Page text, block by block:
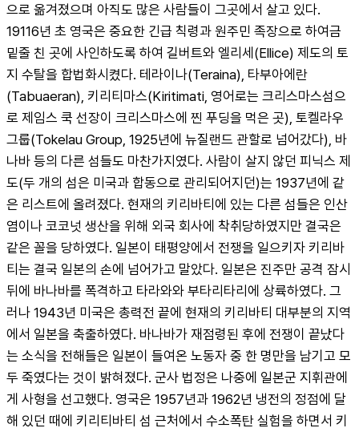
으로 옮겨졌으며 아직도 많은 사람들이 그곳에서 살고 있다.
19116년 초 영국은 중요한 긴급 칙령과 원주민 족장으로 하여금
밑줄 친 곳에 사인하도록 하여 길버트와 엘리세(Ellice) 제도의 토
지 수탈을 합법화시켰다. 테라이나(Teraina), 타부아에란
(Tabuaeran), 키리티마스(Kiritimati, 영어로는 크리스마스섬으
로 제임스 쿡 선장이 크리스마스에 찐 푸딩을 먹은 곳), 토켈라우
그룹(Tokelau Group, 1925년에 뉴질랜드 관할로 넘어갔다), 바
나바 등의 다른 섬들도 마찬가지였다. 사람이 살지 않던 피닉스 제
도(두 개의 섬은 미국과 합동으로 관리되어지던)는 1937년에 같
은 리스트에 올려졌다. 현재의 키리바티에 있는 다른 섬들은 인산
염이나 코코넛 생산을 위해 외국 회사에 착취당하였지만 결국은
같은 꼴을 당하였다. 일본이 태평양에서 전쟁을 일으키자 키리바
티는 결국 일본의 손에 넘어가고 말았다. 일본은 진주만 공격 잠시
뒤에 바나바를 폭격하고 타라와와 부타리타리에 상륙하였다. 그
러나 1943년 미국은 총력전 끝에 현재의 키리바티 대부분의 지역
에서 일본을 축출하였다. 바나바가 재점령된 후에 전쟁이 끝났다
는 소식을 전해들은 일본이 들여온 노동자 중 한 명만을 남기고 모
두 죽였다는 것이 밝혀졌다. 군사 법정은 나중에 일본군 지휘관에
게 사형을 선고했다. 영국은 1957년과 1962년 냉전의 정점에 달
해 있던 때에 키리티바티 섬 근처에서 수소폭탄 실험을 하면서 키